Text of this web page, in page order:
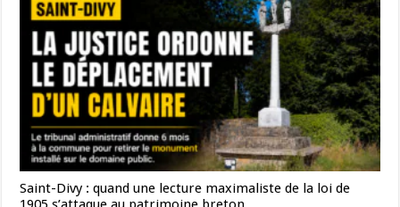
Saint-Divy : quand une lecture maximaliste de la loi de